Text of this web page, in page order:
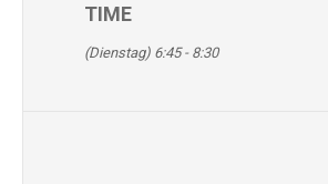
TIME
(Dienstag) 6:45 - 8:30